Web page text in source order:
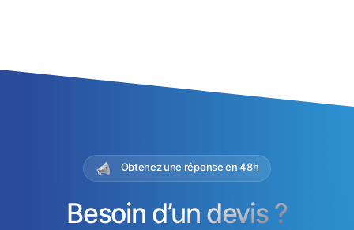
Obtenez une réponse en 48h
Besoin d’un devis ?